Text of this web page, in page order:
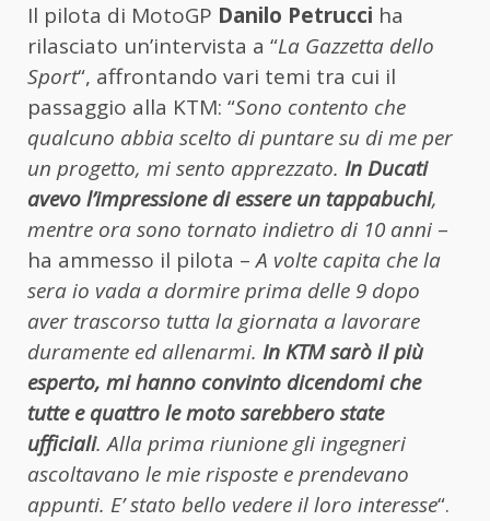
Il pilota di MotoGP Danilo Petrucci ha
rilasciato un’intervista a “La Gazzetta dello
Sport“, affrontando vari temi tra cui il
passaggio alla KTM: “Sono contento che
qualcuno abbia scelto di puntare su di me per
un progetto, mi sento apprezzato. In Ducati
avevo l’impressione di essere un tappabuchi,
mentre ora sono tornato indietro di 10 anni –
ha ammesso il pilota –A volte capita che la
sera io vada a dormire prima delle 9 dopo
aver trascorso tutta la giornata a lavorare
duramente ed allenarmi. In KTM sarò il più
esperto, mi hanno convinto dicendomi che
tutte e quattro le moto sarebbero state
ufficiali. Alla prima riunione gli ingegneri
ascoltavano le mie risposte e prendevano
appunti. E’ stato bello vedere il loro interesse“.